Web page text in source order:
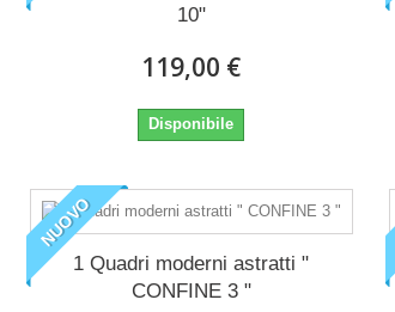
10"
119,00 €
Disponibile
NUOVO
1 Quadri moderni astratti "
CONFINE 3 "